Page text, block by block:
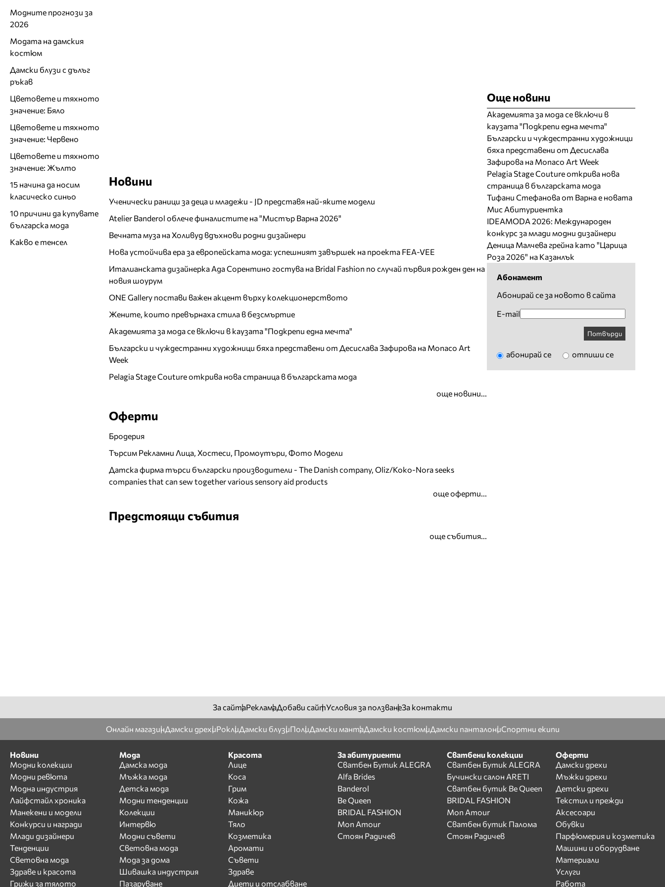
Новини
Ученически раници за деца и младежи - JD представя най-яките модели
Atelier Banderol облече финалистите на "Мистър Варна 2026"
Вечната муза на Холивуд вдъхнови родни дизайнери
Нова устойчива ера за европейската мода: успешният завършек на проекта FEA-VEE
Италианската дизайнерка Ада Сорентино гостува на Bridal Fashion по случай първия рожден ден на
новия шоурум
ONE Gallery постави важен акцент върху колекционерството
Жените, които превърнаха стила в безсмъртие
Академията за мода се включи в каузата "Подкрепи една мечта"
Български и чуждестранни художници бяха представени от Десислава Зафирова на Monaco Art
Week
Pelagia Stage Couture открива нова страница в българската мода
още новини...
Оферти
Бродерия
Търсим Рекламни Лица, Хостеси, Промоутъри, Фото Модели
Датска фирма търси български производители - The Danish company, Oliz/Koko-Nora seeks
companies that can sew together various sensory aid products
още оферти...
Предстоящи събития
още събития...
Модните прогнози за
2026
Модата на дамския
костюм
Дамски блузи с дълъг
ръкав
Цветовете и тяхното
значение: Бяло
Цветовете и тяхното
значение: Червено
Цветовете и тяхното
значение: Жълто
15 начина да носим
класическо синьо
10 причини да купувате
българска мода
Какво е тенсел
Още новини
Академията за мода се включи в
каузата "Подкрепи една мечта"
Български и чуждестранни художници
бяха представени от Десислава
Зафирова на Monaco Art Week
Pelagia Stage Couture открива нова
страница в българската мода
Тифани Стефанова от Варна е новата
Мис Абитуриентка
IDEAMODA 2026: Международен
конкурс за млади модни дизайнери
Деница Малчева грейна като "Царица
Роза 2026" на Казанлък
Абонамент
Абонирай се за новото в сайта
E-mail
Потвърди
абонирай се отпиши се
За сайтаРекламаДобави сайтУсловия за ползванеЗа контакти
Онлайн магазинДамски дрехиРоклиДамски блузиПолиДамски мантаДамски костюмиДамски панталониСпортни екипи
Новини
Модни колекции
Модни ревюта
Модна индустрия
Лайфстайл хроника
Манекени и модели
Конкурси и награди
Млади дизайнери
Тенденции
Световна мода
Здраве и красота
Грижи за тялото
Мода
Дамска мода
Мъжка мода
Детска мода
Модни тенденции
Колекции
Интервю
Модни съвети
Световна мода
Мода за дома
Шивашка индустрия
Пазаруване
Красота
Лице
Коса
Грим
Кожа
Маникюр
Тяло
Козметика
Аромати
Съвети
Здраве
Диети и отслабване
За абитуриенти
Сватбен Бутик ALEGRA
Alfa Brides
Banderol
Be Queen
BRIDAL FASHION
Mon Amour
Стоян Радичев
Сватбени колекции
Сватбен Бутик ALEGRA
Бучински салон ARETI
Сватбен бутик Be Queen
BRIDAL FASHION
Mon Amour
Сватбен бутик Палома
Стоян Радичев
Оферти
Дамски дрехи
Мъжки дрехи
Детски дрехи
Текстил и прежди
Аксесоари
Обувки
Парфюмерия и козметика
Машини и оборудване
Материали
Услуги
Работа